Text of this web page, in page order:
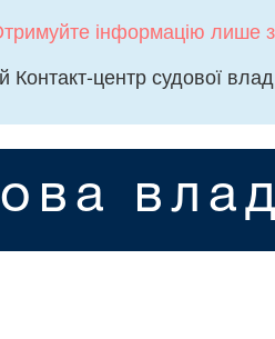
інформацію лише
Контакт-центр судової